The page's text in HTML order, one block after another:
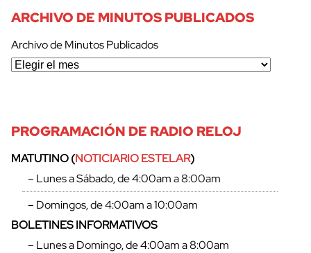
ARCHIVO DE MINUTOS PUBLICADOS
Archivo de Minutos Publicados
PROGRAMACIÓN DE RADIO RELOJ
MATUTINO (NOTICIARIO ESTELAR)
– Lunes a Sábado, de 4:00am a 8:00am
– Domingos, de 4:00am a 10:00am
BOLETINES INFORMATIVOS
– Lunes a Domingo, de 4:00am a 8:00am